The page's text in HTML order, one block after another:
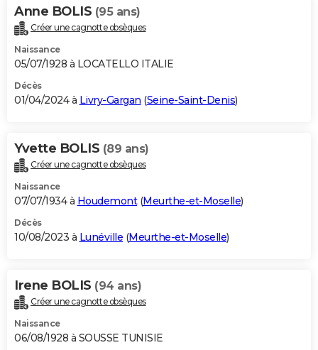
Anne BOLIS (95 ans)
Créer une cagnotte obsèques
Naissance
05/07/1928 à LOCATELLO ITALIE
Décès
01/04/2024 à Livry-Gargan (Seine-Saint-Denis)
Yvette BOLIS (89 ans)
Créer une cagnotte obsèques
Naissance
07/07/1934 à Houdemont(Meurthe-et-Moselle)
Décès
10/08/2023 à Lunéville (Meurthe-et-Moselle)
Irene BOLIS (94 ans)
Créer une cagnotte obsèques
Naissance
06/08/1928 à SOUSSE TUNISIE